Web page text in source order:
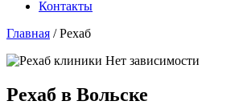
Контакты
Главная /Рехаб
Рехаб в Вольске